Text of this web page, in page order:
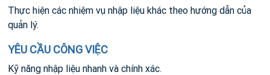
Thực hiện các nhiệm vụ nhập liệu khác theo hướng dẫn của
quản lý.
YÊU CẦU CÔNG VIỆC
Kỹ năng nhập liệu nhanh và chính xác.